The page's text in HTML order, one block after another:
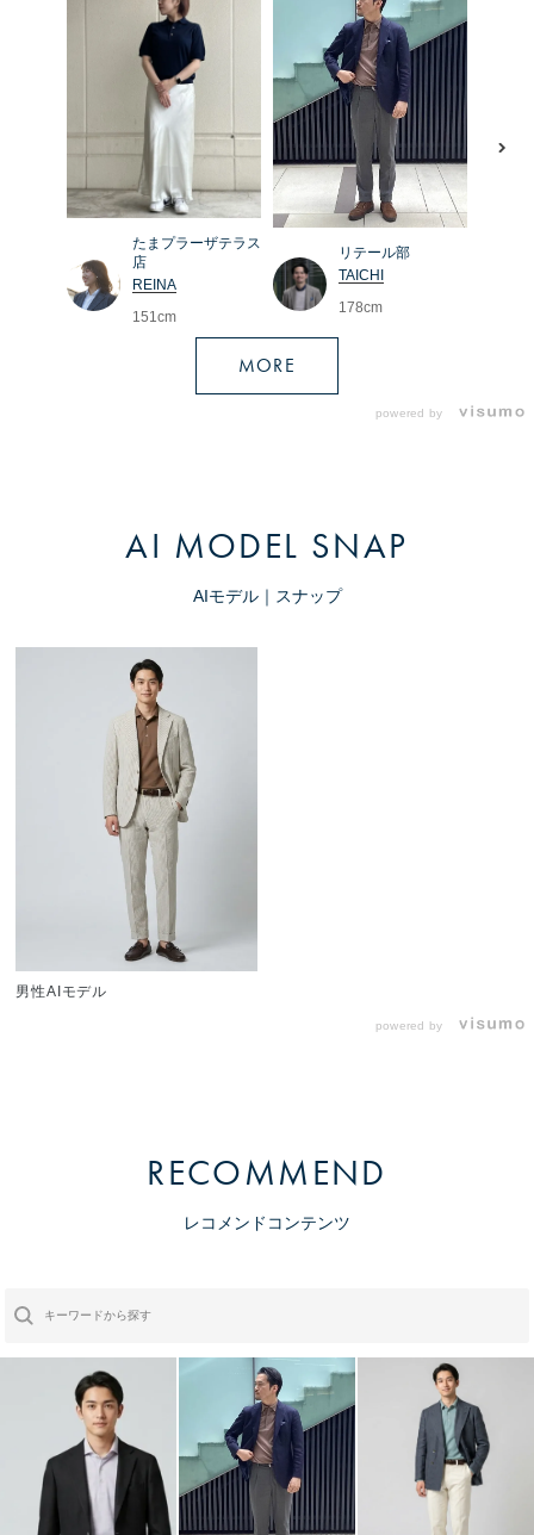
たまプラーザテラス
店
REINA
151cm
リテール部
TAICHI
178cm
MORE
powered by
AI MODEL SNAP
AIモデル｜スナップ
男性AIモデル
powered by
RECOMMEND
レコメンドコンテンツ